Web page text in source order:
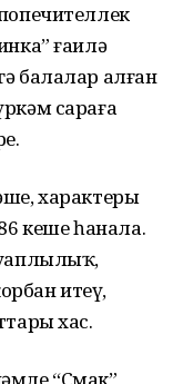
ғаилә
балалар алған
сараға
характеры
кеше һанала.
итеү,
хас.